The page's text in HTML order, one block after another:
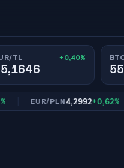
TL +0,40%
EUR/PLN4,2992+0,62%